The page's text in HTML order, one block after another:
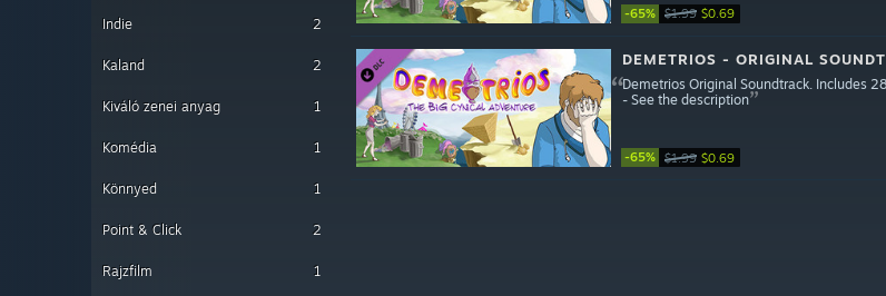
Indie 2
Kaland 2
Kiváló zenei anyag 1
Komédia 1
Könnyed 1
Point & Click 2
Rajzfilm 1
-65% $1.99 $0.69
-65% $1.99 $0.69
DEMETRIOS - ORIGINAL
Demetrios Original Soundtrack. Includes
- See the description